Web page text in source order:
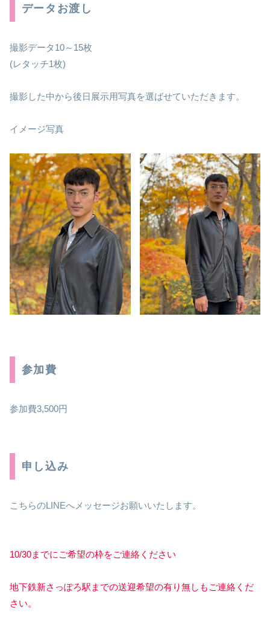
データお渡し
撮影データ10～15枚
(レタッチ1枚)
撮影した中から後日展示用写真を選ばせていただきます。
イメージ写真
参加費
参加費3,500円
申し込み
こちらのLINEへメッセージお願いいたします。
10/30までにご希望の枠をご連絡ください
地下鉄新さっぽろ駅までの送迎希望の有り無しもご連絡くだ
さい。